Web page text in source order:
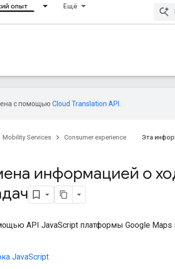
опыт Ещё
с помощью Cloud Translation API
Mobility Services
Consumer experience
Эта
информацией о
API JavaScript платформы Google Maps
JavaScript